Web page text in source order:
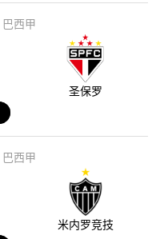
巴西甲
圣保罗
巴西甲
米内罗竞技